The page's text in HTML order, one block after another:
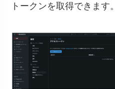
トークンを取得できます。